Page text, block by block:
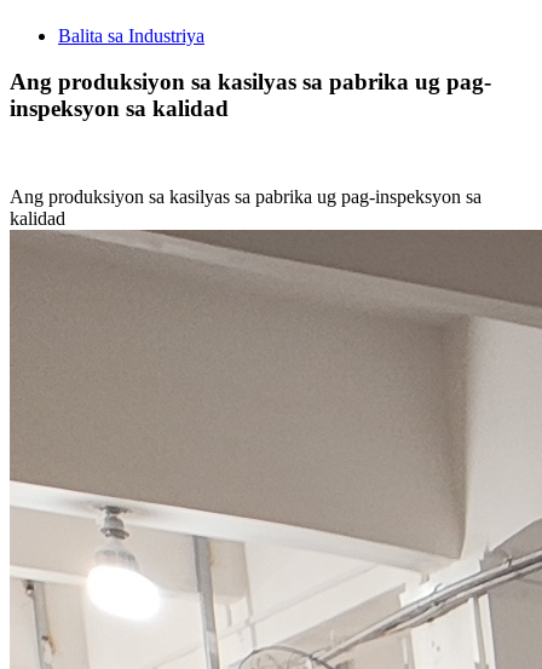
Balita sa Industriya
Ang produksiyon sa kasilyas sa pabrika ug pag-
inspeksyon sa kalidad
Ang produksiyon sa kasilyas sa pabrika ug pag-inspeksyon sa
kalidad